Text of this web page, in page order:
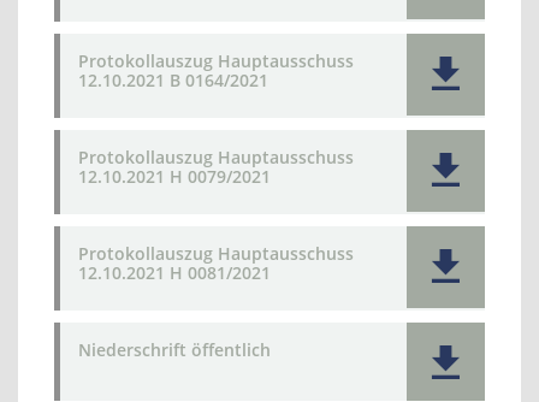
Protokollauszug Hauptausschuss
12.10.2021 B 0164/2021
Protokollauszug Hauptausschuss
12.10.2021 H 0079/2021
Protokollauszug Hauptausschuss
12.10.2021 H 0081/2021
Niederschrift öffentlich